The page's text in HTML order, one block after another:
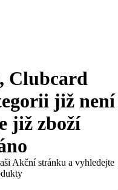
Clubcard
již není
již zboží
Akční stránku a vyhledejte